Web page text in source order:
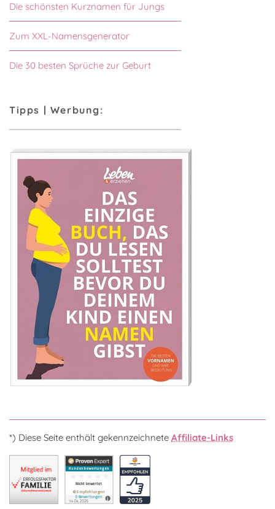
Die schönsten Kurznamen für Jungs
Zum XXL-Namensgenerator
Die 30 besten Sprüche zur Geburt
Tipps | Werbung:
*) Diese Seite enthält gekennzeichnete Affiliate-Links